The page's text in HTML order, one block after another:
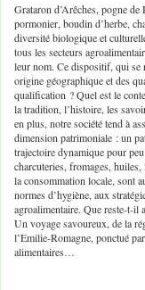
Grataron d’Arêches, pogne
pormonier, boudin d’herbe,
diversité biologique et
tous les secteurs
leur nom. Ce dispositif, qui se
origine géographique et des
qualification ? Quel est le
la tradition, l’histoire, les
en plus, notre société tend à
dimension patrimoniale : un
trajectoire dynamique pour
charcuteries, fromages,
la consommation locale, sont
normes d’hygiène, aux
agroalimentaire. Que reste-t-il
Un voyage savoureux, de la
l’Emilie-Romagne, ponctué
alimentaires…